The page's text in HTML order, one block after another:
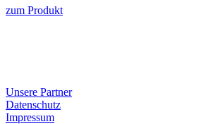
zum Produkt
Unsere Partner
Datenschutz
Impressum